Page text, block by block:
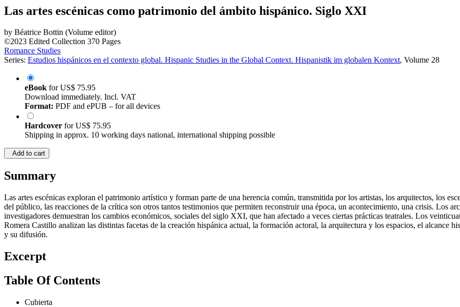
Las artes escénicas como patrimonio del ámbito hispánico. Siglo XXI
by Béatrice Bottin (Volume editor)
©2023 Edited Collection 370 Pages
Romance Studies
Series: Estudios hispánicos en el contexto global. Hispanic Studies in the Global Context. Hispanistik im globalen Kontext, Volume 28
eBook forUS$ 75.95
Download immediately. Incl. VAT
Format: PDF and ePUB – for all devices
Hardcover forUS$ 75.95
Shipping in approx. 10 working days national, international shipping possible
Add to cart
Summary
Las artes escénicas exploran el patrimonio artístico y forman parte de una herencia común, transmitida por los artistas, los arquitectos, los
del público, las reacciones de la crítica son otros tantos testimonios que permiten reconstruir una época, un acontecimiento, una crisis. Los
investigadores demuestran los cambios económicos, sociales del siglo XXI, que han afectado a veces ciertas prácticas teatrales. Los
Romera Castillo analizan las distintas facetas de la creación hispánica actual, la formación actoral, la arquitectura y los espacios, el alcance
y su difusión.
Excerpt
Table Of Contents
Cubierta